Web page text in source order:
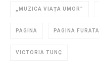
„MUZICA VIAȚA UMOR”
PAGINA PAGINA FURATA
VICTORIA TUNÇ